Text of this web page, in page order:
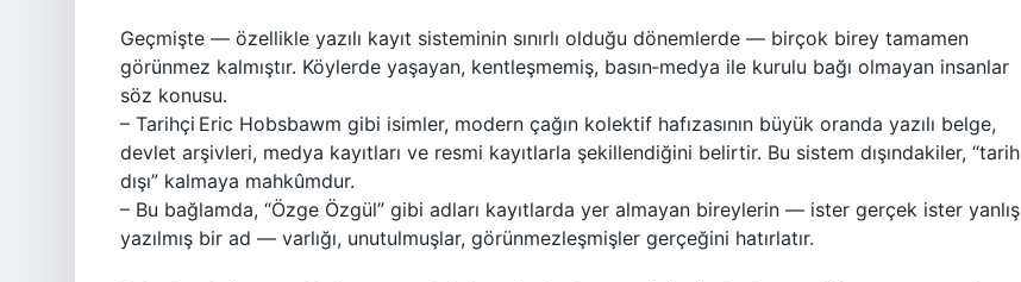
Geçmişte — özellikle yazılı kayıt sisteminin sınırlı olduğu dönemlerde — birçok birey tamamen
görünmez kalmıştır. Köylerde yaşayan, kentleşmemiş, basın‑medya ile kurulu bağı olmayan insanlar
söz konusu.
– Tarihçi Eric Hobsbawm gibi isimler, modern çağın kolektif hafızasının büyük oranda yazılı belge,
devlet arşivleri, medya kayıtları ve resmi kayıtlarla şekillendiğini belirtir. Bu sistem dışındakiler, “tarih
dışı” kalmaya mahkûmdur.
– Bu bağlamda, “Özge Özgül” gibi adları kayıtlarda yer almayan bireylerin — ister gerçek ister yanlış
yazılmış bir ad — varlığı, unutulmuşlar, görünmezleşmişler gerçeğini hatırlatır.